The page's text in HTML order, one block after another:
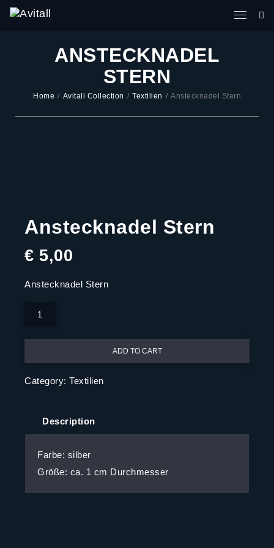
ANSTECKNADEL
STERN
Home / Avitall Collection / Textilien / Anstecknadel Stern
Anstecknadel Stern
€ 5,00
Anstecknadel Stern
Anstecknadel
ADD TO CART
Category: Textilien
Description
Farbe: silber
Größe: ca. 1 cm Durchmesser